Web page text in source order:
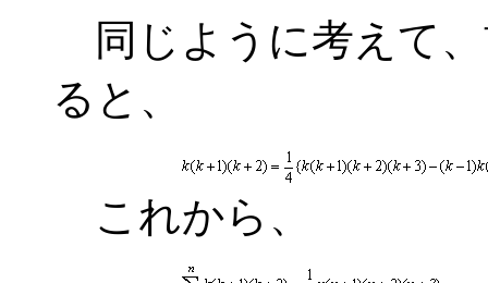
同じように考えて、
ると、
これから、